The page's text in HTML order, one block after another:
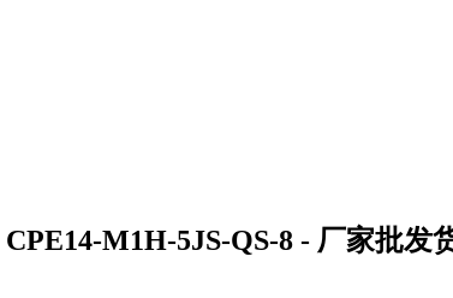
M1H-5JS-QS-8 - 厂家批发